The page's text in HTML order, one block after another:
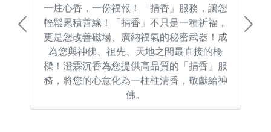
一炷心香，一份福報！「捐香」服務，讓您
輕鬆累積善緣！「捐香」不只是一種祈福，
更是您改善磁場、廣納福氣的秘密武器！成
為您與神佛、祖先、天地之間最直接的橋
樑！澄霖沉香為您提供高品質的「捐香」服
務，將您的心意化為一柱柱清香，敬獻給神
佛。
Previous Next